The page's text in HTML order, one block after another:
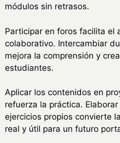
módulos sin retrasos.
Participar en foros facilita el
colaborativo. Intercambiar
mejora la comprensión y
estudiantes.
Aplicar los contenidos en
refuerza la práctica.
ejercicios propios convierte
real y útil para un futuro